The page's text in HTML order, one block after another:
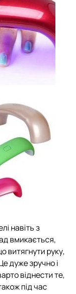
навіть з
вмикається,
витягнути руку,
дуже зручно і
віднести те,
під час